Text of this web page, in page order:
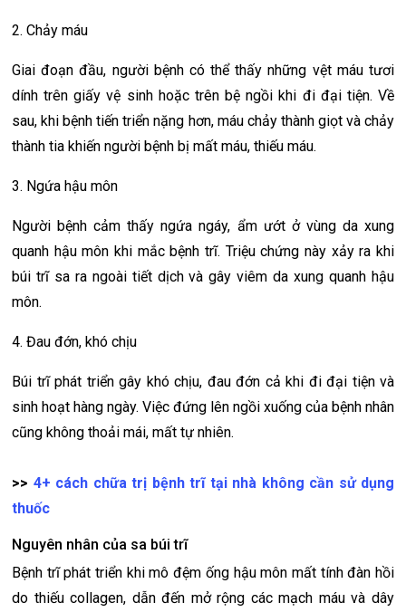
2. Chảy máu
Giai đoạn đầu, người bệnh có thể thấy những vệt máu tươi
dính trên giấy vệ sinh hoặc trên bệ ngồi khi đi đại tiện. Về
sau, khi bệnh tiến triển nặng hơn, máu chảy thành giọt và chảy
thành tia khiến người bệnh bị mất máu, thiếu máu.
3. Ngứa hậu môn
Người bệnh cảm thấy ngứa ngáy, ẩm ướt ở vùng da xung
quanh hậu môn khi mắc bệnh trĩ. Triệu chứng này xảy ra khi
búi trĩ sa ra ngoài tiết dịch và gây viêm da xung quanh hậu
môn.
4. Đau đớn, khó chịu
Búi trĩ phát triển gây khó chịu, đau đớn cả khi đi đại tiện và
sinh hoạt hàng ngày. Việc đứng lên ngồi xuống của bệnh nhân
cũng không thoải mái, mất tự nhiên.
>> 4+ cách chữa trị bệnh trĩ tại nhà không cần sử dụng
thuốc
Nguyên nhân của sa búi trĩ
Bệnh trĩ phát triển khi mô đệm ống hậu môn mất tính đàn hồi
do thiếu collagen, dẫn đến mở rộng các mạch máu và dây